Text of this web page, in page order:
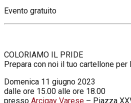
Evento gratuito
COLORIAMO IL PRIDE
Prepara con noi il tuo cartellone per
Domenica 11 giugno 2023
dalle ore 15.00 alle ore 18.00
presso Arcigay Varese – Piazza